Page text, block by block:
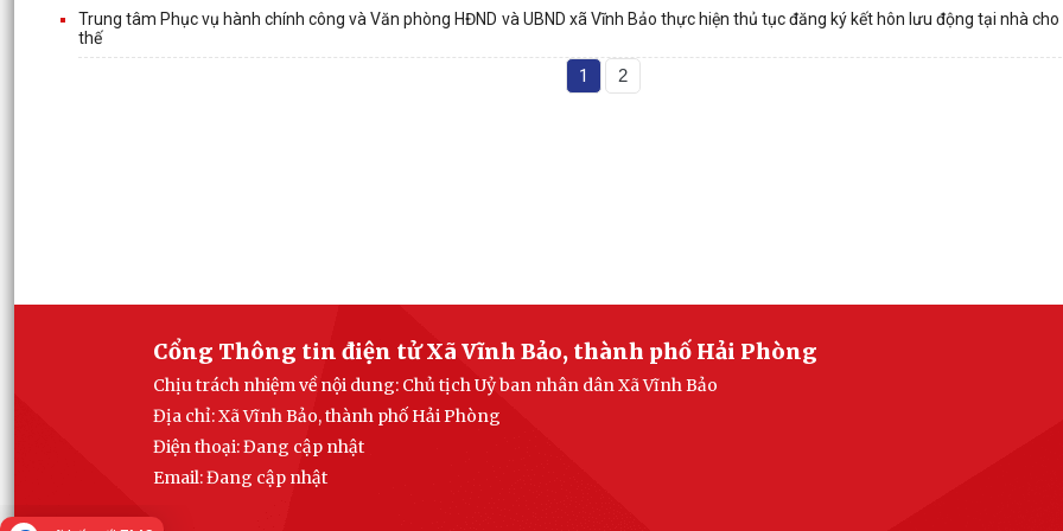
Trung tâm Phục vụ hành chính công và Văn phòng HĐND và UBND xã Vĩnh Bảo thực hiện thủ tục đăng ký kết hôn lưu động tại nhà
thế
1 2
Cổng Thông tin điện tử Xã Vĩnh Bảo, thành phố Hải Phòng
Chịu trách nhiệm về nội dung: Chủ tịch Uỷ ban nhân dân Xã Vĩnh Bảo
Địa chỉ: Xã Vĩnh Bảo, thành phố Hải Phòng
Điện thoại: Đang cập nhật
Email:Đang cập nhật